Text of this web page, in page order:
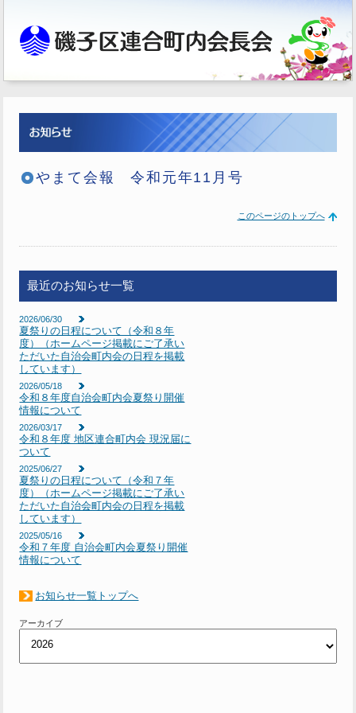
やまて会報 令和元年11月号
このページのトップへ
最近のお知らせ一覧
2026/06/30
夏祭りの日程について（令和８年
度）（ホームページ掲載にご了承い
ただいた自治会町内会の日程を掲載
しています）
2026/05/18
令和８年度自治会町内会夏祭り開催
情報について
2026/03/17
令和８年度 地区連合町内会 現況届に
ついて
2025/06/27
夏祭りの日程について（令和７年
度）（ホームページ掲載にご了承い
ただいた自治会町内会の日程を掲載
しています）
2025/05/16
令和７年度 自治会町内会夏祭り開催
情報について
お知らせ一覧トップへ
アーカイブ